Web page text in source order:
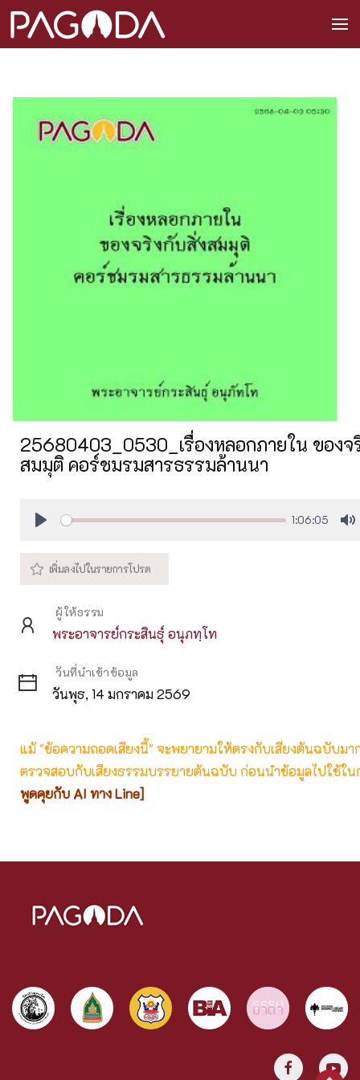
25680403_0530_เรื่องหลอกภายใน ของจ
สมมุติ คอร์ชมรมสารธรรมล้านนา
1:06:05
ผู้ให้ธรรม
พระอาจารย์กระสินธุ์ อนุภทฺโท
วันที่นำเข้าข้อมูล
วันพุธ, 14 มกราคม 2569
แม้ "ข้อความถอดเสียงนี้" จะพยายามให้ตรงกับเสียงต้นฉบับม
ตรวจสอบกับเสียงธรรมบรรยายต้นฉบับ ก่อนนำข้อมูลไปใช้ใน
พูดคุยกับ AI ทาง Line]